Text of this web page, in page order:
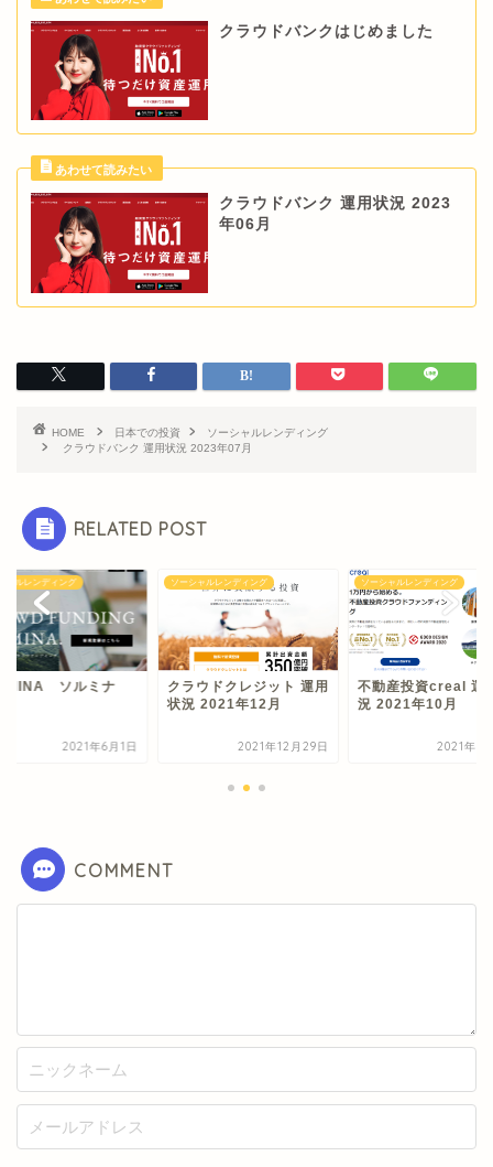
クラウドバンクはじめました
クラウドバンク 運用状況 2023
年06月
HOME 日本での投資
ソーシャルレンディング
クラウドバンク 運用状況 2023年07月
RELATED POST
ャルレンディング
ソルミナ
2021年6月1日
ソーシャルレンディング
クラウドクレジット 運用
状況 2021年12月
2021年12月29日
ソーシャルレンディング
不動産投資creal 運
況 2021年10月
2021年11
COMMENT